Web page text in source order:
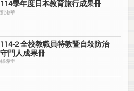
114學年度日本教育旅行成果冊
劉淑華
114-2 全校教職員特教暨自殺防治
守門人成果冊
輔導室